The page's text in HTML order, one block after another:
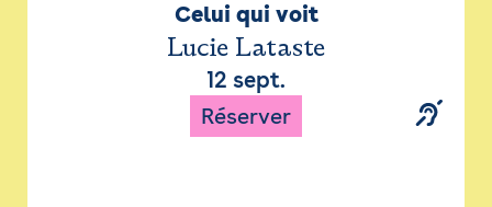
Celui qui voit
Lucie Lataste
12 sept.
Réserver